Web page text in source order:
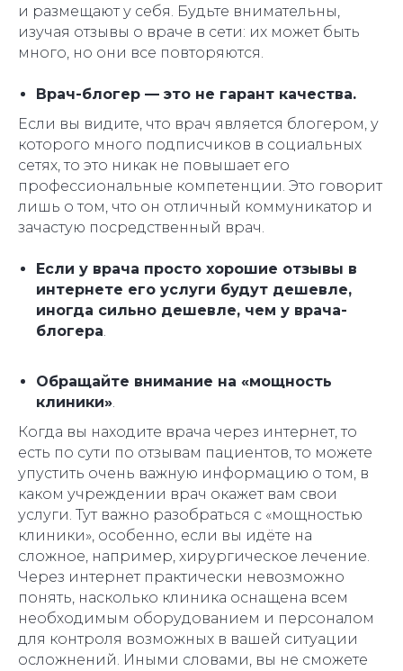
и размещают у себя. Будьте внимательны,
изучая отзывы о враче в сети: их может быть
много, но они все повторяются.
Врач-блогер — это не гарант качества.
Если вы видите, что врач является блогером, у
которого много подписчиков в социальных
сетях, то это никак не повышает его
профессиональные компетенции. Это говорит
лишь о том, что он отличный коммуникатор и
зачастую посредственный врач.
Если у врача просто хорошие отзывы в
интернете его услуги будут дешевле,
иногда сильно дешевле, чем у врача-
блогера.
Обращайте внимание на «мощность
клиники».
Когда вы находите врача через интернет, то
есть по сути по отзывам пациентов, то можете
упустить очень важную информацию о том, в
каком учреждении врач окажет вам свои
услуги. Тут важно разобраться с «мощностью
клиники», особенно, если вы идёте на
сложное, например, хирургическое лечение.
Через интернет практически невозможно
понять, насколько клиника оснащена всем
необходимым оборудованием и персоналом
для контроля возможных в вашей ситуации
осложнений. Иными словами, вы не сможете